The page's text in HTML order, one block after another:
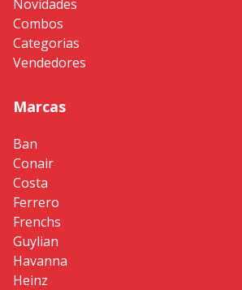
Novidades
Combos
Categorias
Vendedores
Marcas
Ban
Conair
Costa
Ferrero
Frenchs
Guylian
Havanna
Heinz